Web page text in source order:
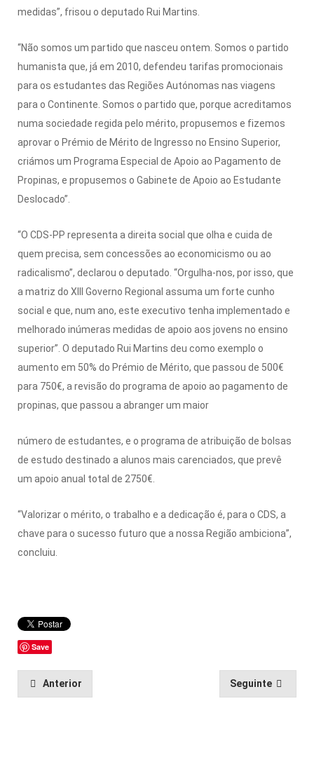
medidas”, frisou o deputado Rui Martins.
“Não somos um partido que nasceu ontem. Somos o partido
humanista que, já em 2010, defendeu tarifas promocionais
para os estudantes das Regiões Autónomas nas viagens
para o Continente. Somos o partido que, porque acreditamos
numa sociedade regida pelo mérito, propusemos e fizemos
aprovar o Prémio de Mérito de Ingresso no Ensino Superior,
criámos um Programa Especial de Apoio ao Pagamento de
Propinas, e propusemos o Gabinete de Apoio ao Estudante
Deslocado”.
“O CDS-PP representa a direita social que olha e cuida de
quem precisa, sem concessões ao economicismo ou ao
radicalismo”, declarou o deputado. “Orgulha-nos, por isso, que
a matriz do XIII Governo Regional assuma um forte cunho
social e que, num ano, este executivo tenha implementado e
melhorado inúmeras medidas de apoio aos jovens no ensino
superior”. O deputado Rui Martins deu como exemplo o
aumento em 50% do Prémio de Mérito, que passou de 500€
para 750€, a revisão do programa de apoio ao pagamento de
propinas, que passou a abranger um maior
número de estudantes, e o programa de atribuição de bolsas
de estudo destinado a alunos mais carenciados, que prevê
um apoio anual total de 2750€.
“Valorizar o mérito, o trabalho e a dedicação é, para o CDS, a
chave para o sucesso futuro que a nossa Região ambiciona”,
concluiu.
Save
Anterior Seguinte